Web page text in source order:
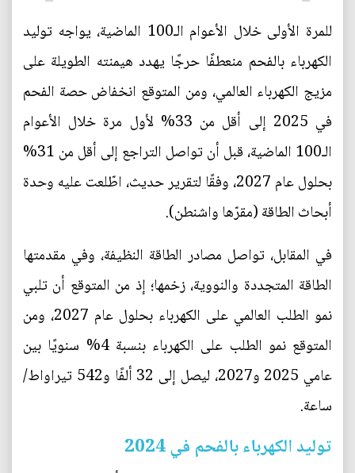
للمرة الأولى خلال الأعوام الـ100 الماضية، يواجه توليد
الكهرباء بالفحم منعطفًا حرجًا يهدد هيمنته الطويلة على
مزيج الكهرباء العالمي، ومن المتوقع انخفاض حصة الفحم
في 2025 إلى أقل من 33% لأول مرة خلال الأعوام
الـ100 الماضية، قبل أن تواصل التراجع إلى أقل من 31%
بحلول عام 2027، وفقًا لتقرير حديث، اطّلعت عليه وحدة
أبحاث الطاقة (مقرّها واشنطن).
في المقابل، تواصل مصادر الطاقة النظيفة، وفي مقدمتها
الطاقة المتجددة والنووية، زخمها؛ إذ من المتوقع أن تلبي
نمو الطلب العالمي على الكهرباء بحلول عام 2027، ومن
المتوقع نمو الطلب على الكهرباء بنسبة 4% سنويًا بين
عامي 2025 و2027، ليصل إلى 32 ألفًا و542 تيراواط/
ساعة.
توليد الكهرباء بالفحم في 2024